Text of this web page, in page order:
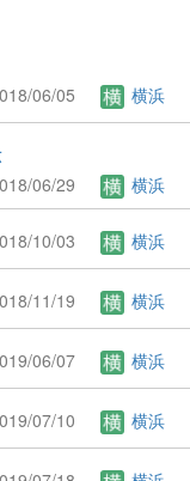
06/05 横浜
06/29 横浜
10/03 横浜
11/19 横浜
06/07 横浜
07/10 横浜